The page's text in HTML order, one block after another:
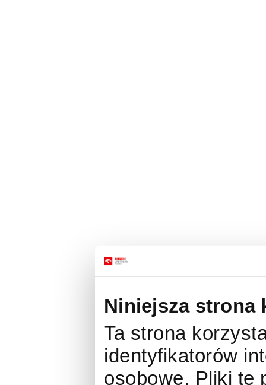
Niniejsza strona
Ta strona
identyfikatorów
osobowe. Pliki te